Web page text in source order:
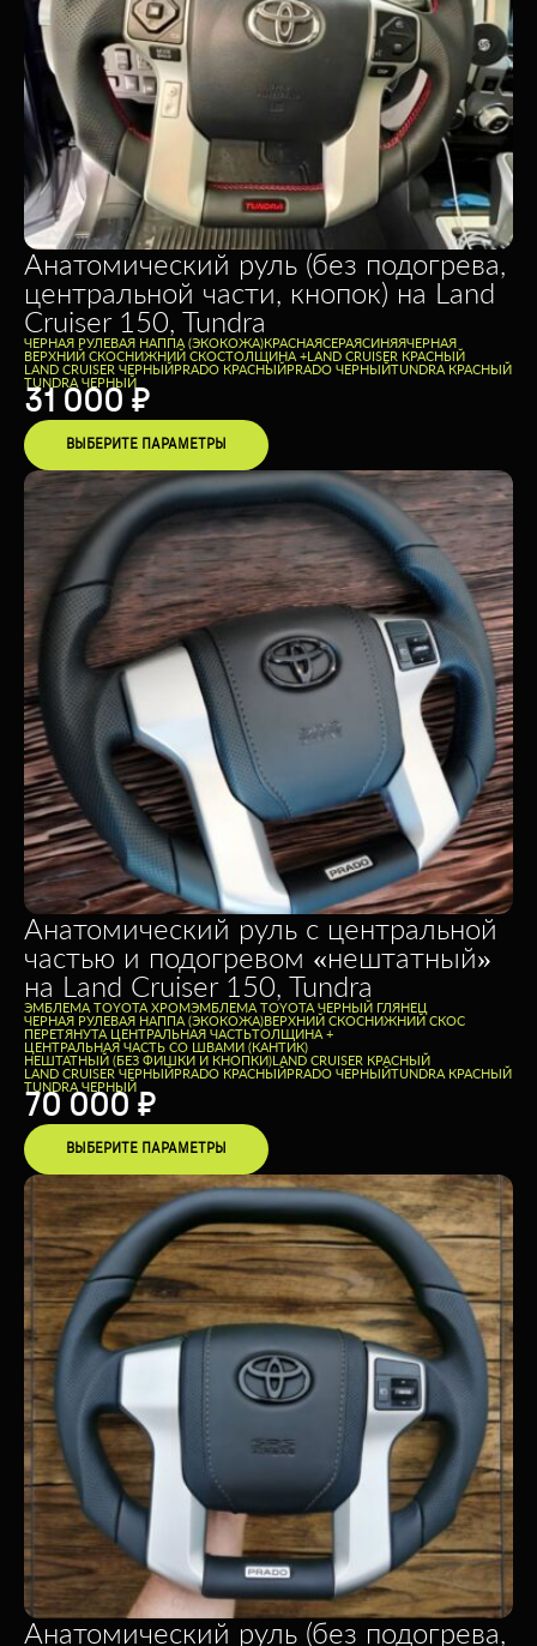
Анатомический руль (без подогрева,
центральной части, кнопок) на Land
Cruiser 150, Tundra
ЧЕРНАЯ РУЛЕВАЯ НАППА (ЭКОКОЖА)КРАСНАЯСЕРАЯСИНЯЯЧЕРНАЯ
ВЕРХНИЙ СКОСНИЖНИЙ СКОСТОЛЩИНА +LAND CRUISER КРАСНЫЙ
LAND CRUISER ЧЕРНЫЙPRADO КРАСНЫЙPRADO ЧЕРНЫЙTUNDRA КРАСНЫЙ
TUNDRA ЧЕРНЫЙ
31 000 ₽
ВЫБЕРИТЕ ПАРАМЕТРЫ
Анатомический руль c центральной
частью и подогревом «нештатный»
на Land Cruiser 150, Tundra
ЭМБЛЕМА TOYOTA ХРОМЭМБЛЕМА TOYOTA ЧЕРНЫЙ ГЛЯНЕЦ
ЧЕРНАЯ РУЛЕВАЯ НАППА (ЭКОКОЖА)ВЕРХНИЙ СКОСНИЖНИЙ СКОС
ПЕРЕТЯНУТА ЦЕНТРАЛЬНАЯ ЧАСТЬТОЛЩИНА +
ЦЕНТРАЛЬНАЯ ЧАСТЬ СО ШВАМИ (КАНТИК)
НЕШТАТНЫЙ (БЕЗ ФИШКИ И КНОПКИ)LAND CRUISER КРАСНЫЙ
LAND CRUISER ЧЕРНЫЙPRADO КРАСНЫЙPRADO ЧЕРНЫЙTUNDRA КРАСНЫЙ
TUNDRA ЧЕРНЫЙ
70 000 ₽
ВЫБЕРИТЕ ПАРАМЕТРЫ
Анатомический руль (без подогрева,